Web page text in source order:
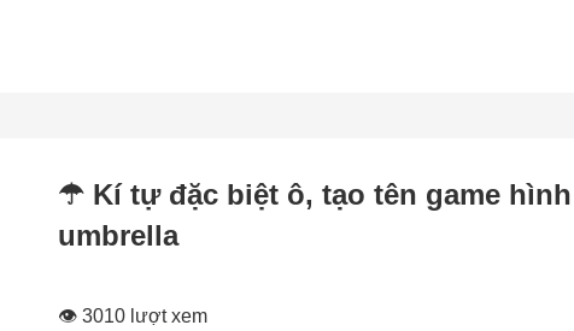
☂ Kí tự đặc biệt ô, tạo tên game
umbrella
👁 3010 lượt xem